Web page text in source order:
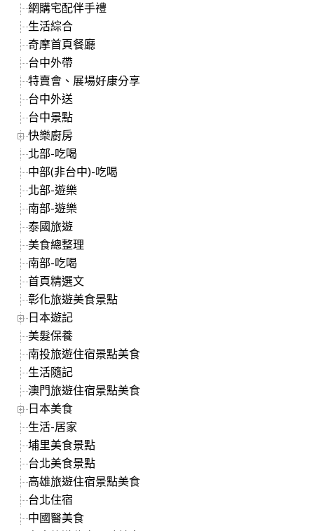
網購宅配伴手禮
生活綜合
奇摩首頁餐廳
台中外帶
特賣會、展場好康分享
台中外送
台中景點
快樂廚房
北部-吃喝
中部(非台中)-吃喝
北部-遊樂
南部-遊樂
泰國旅遊
美食總整理
南部-吃喝
首頁精選文
彰化旅遊美食景點
日本遊記
美髮保養
南投旅遊住宿景點美食
生活隨記
澳門旅遊住宿景點美食
日本美食
生活-居家
埔里美食景點
台北美食景點
高雄旅遊住宿景點美食
台北住宿
中國醫美食